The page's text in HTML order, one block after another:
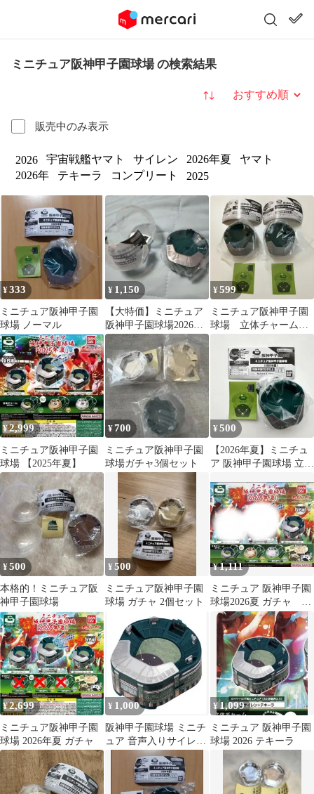
ミニチュア阪神甲子園球場 の検索結果
販売中のみ表示
並び替え
2026 宇宙戦艦ヤマト サイレン 2026年夏
ヤマト
2026年
テキーラ コンプリート 2025
¥333
ミニチュア阪神甲子園
球場 ノーマル
¥ 1,150
【大特価】ミニチュア
阪神甲子園球場2026年
夏②サイレン＋テキー
ラ
¥599
ミニチュア阪神甲子園
球場 立体チャーム
¥2,999
ミニチュア阪神甲子園
球場 【2025年夏】
¥700
ミニチュア阪神甲子園
球場ガチャ3個セット
¥500
【2026年夏】ミニチュ
ア 阪神甲子園球場 立体
Ver.
¥500
本格的！ミニチュア阪
神甲子園球場
¥500
ミニチュア阪神甲子園
球場 ガチャ 2個セット
¥1,111
ミニチュア 阪神甲子園
球場2026夏 ガチャ ③
アルプス一万尺 ノーマ
ル 金 銀
¥2,699
ミニチュア阪神甲子園
球場 2026年夏 ガチャ
¥ 1,000
阪神甲子園球場 ミニチ
ュア 音声入りサイレン
➕テキーラ
¥1,099
ミニチュア 阪神甲子園
球場 2026 テキーラ